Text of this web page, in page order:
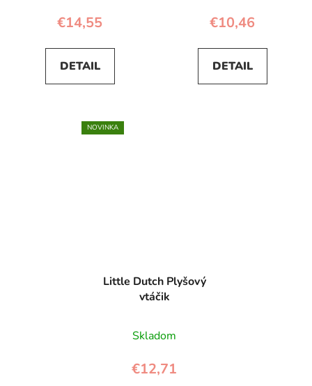
€14,55
DETAIL
€10,46
DETAIL
NOVINKA
Little Dutch Plyšový
vtáčik
Skladom
€12,71